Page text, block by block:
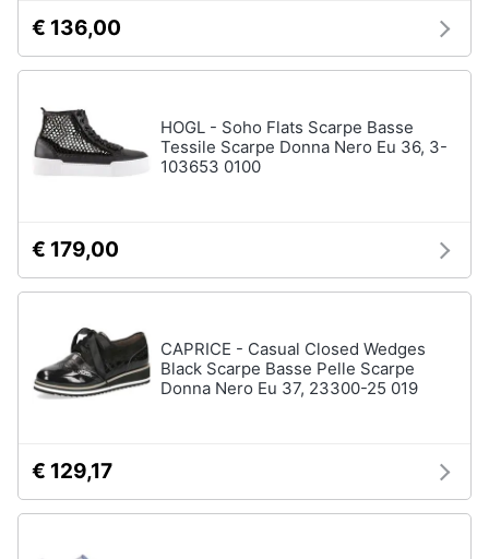
€ 136,00
HOGL - Soho Flats Scarpe Basse
Tessile Scarpe Donna Nero Eu 36, 3-
103653 0100
€ 179,00
CAPRICE - Casual Closed Wedges
Black Scarpe Basse Pelle Scarpe
Donna Nero Eu 37, 23300-25 019
€ 129,17